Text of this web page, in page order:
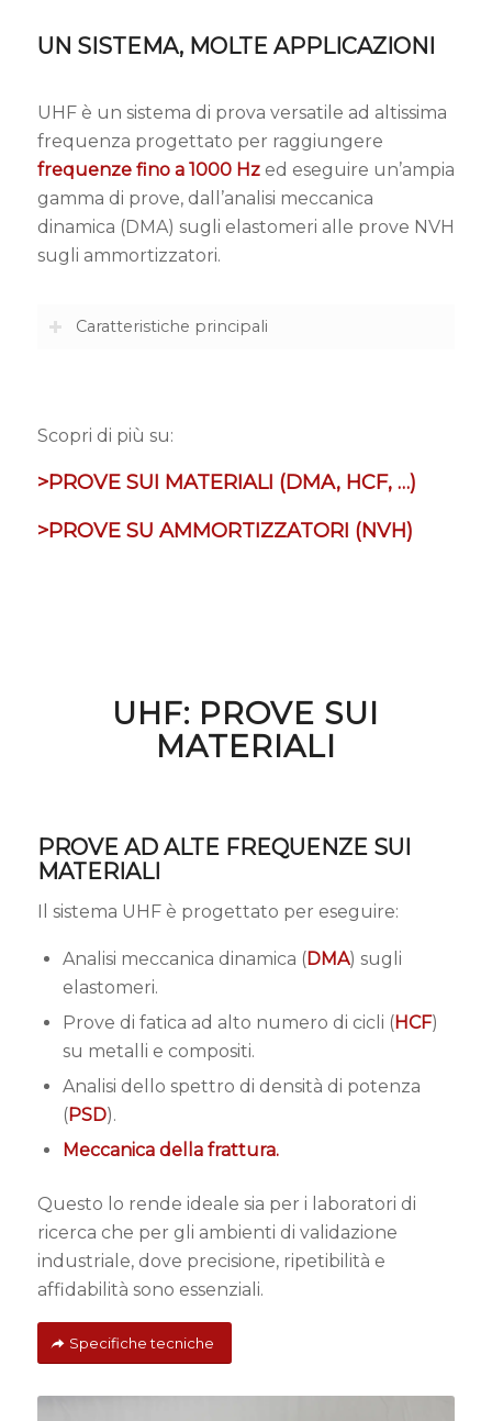
UN SISTEMA, MOLTE APPLICAZIONI
UHF è un sistema di prova versatile ad altissima
frequenza progettato per raggiungere
frequenze fino a 1000 Hz ed eseguire un’ampia
gamma di prove, dall’analisi meccanica
dinamica (DMA) sugli elastomeri alle prove NVH
sugli ammortizzatori.
Caratteristiche principali
Scopri di più su:
>PROVE SUI MATERIALI (DMA, HCF, …)
>PROVE SU AMMORTIZZATORI (NVH)
UHF: PROVE SUI
MATERIALI
PROVE AD ALTE FREQUENZE SUI
MATERIALI
Il sistema UHF è progettato per eseguire:
Analisi meccanica dinamica (DMA) sugli
elastomeri.
Prove di fatica ad alto numero di cicli (HCF)
su metalli e compositi.
Analisi dello spettro di densità di potenza
(PSD).
Meccanica della frattura.
Questo lo rende ideale sia per i laboratori di
ricerca che per gli ambienti di validazione
industriale, dove precisione, ripetibilità e
affidabilità sono essenziali.
Specifiche tecniche